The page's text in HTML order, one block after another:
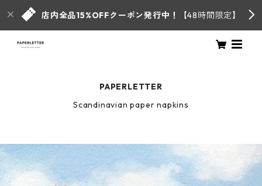
店内全品15%OFFクーポン発行中！ 【48時間限定】
PAPERLETTER
Scandinavian paper napkins